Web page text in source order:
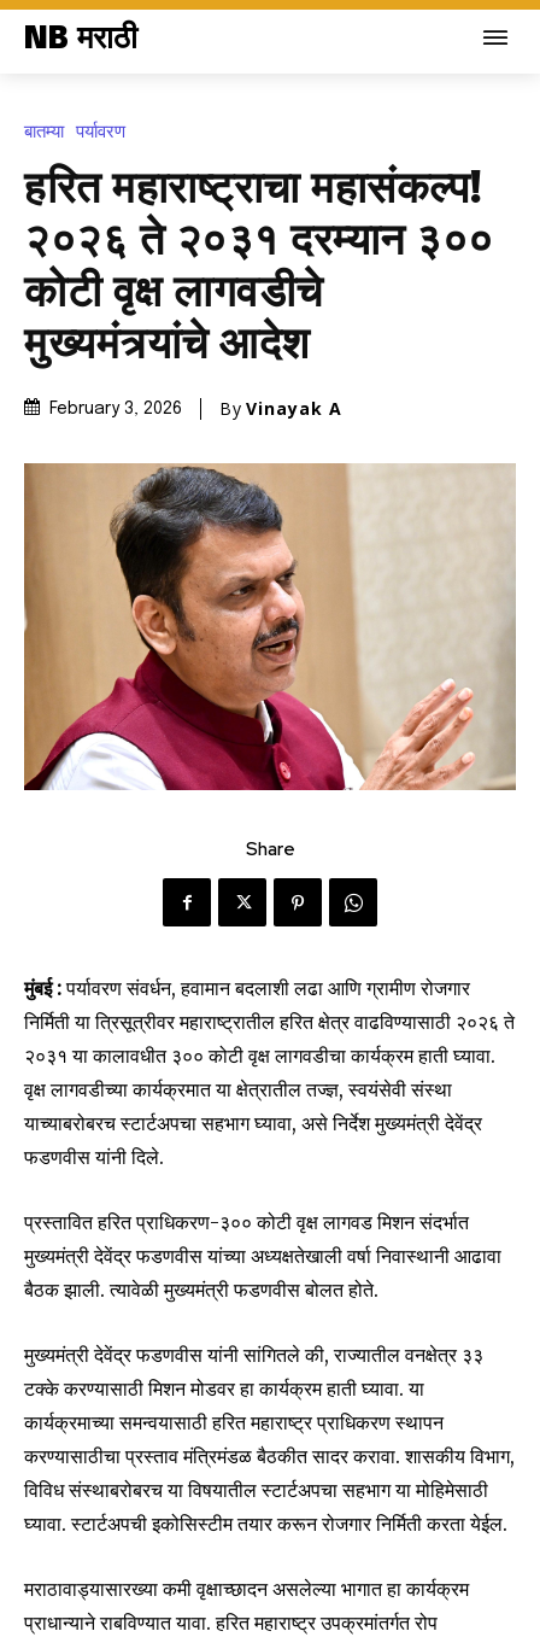
NB मराठी
बातम्या पर्यावरण
हरित महाराष्ट्राचा महासंकल्प!
२०२६ ते २०३१ दरम्यान ३००
कोटी वृक्ष लागवडीचे
मुख्यमंत्र्यांचे आदेश
February 3, 2026 By Vinayak A
Share
मुंबई :पर्यावरण संवर्धन, हवामान बदलाशी लढा आणि ग्रामीण रोजगार
निर्मिती या त्रिसूत्रीवर महाराष्ट्रातील हरित क्षेत्र वाढविण्यासाठी २०२६ ते
२०३१ या कालावधीत ३०० कोटी वृक्ष लागवडीचा कार्यक्रम हाती घ्यावा.
वृक्ष लागवडीच्या कार्यक्रमात या क्षेत्रातील तज्ज्ञ, स्वयंसेवी संस्था
याच्याबरोबरच स्टार्टअपचा सहभाग घ्यावा, असे निर्देश मुख्यमंत्री देवेंद्र
फडणवीस यांनी दिले.
प्रस्तावित हरित प्राधिकरण-३०० कोटी वृक्ष लागवड मिशन संदर्भात
मुख्यमंत्री देवेंद्र फडणवीस यांच्या अध्यक्षतेखाली वर्षा निवास्थानी आढावा
बैठक झाली. त्यावेळी मुख्यमंत्री फडणवीस बोलत होते.
मुख्यमंत्री देवेंद्र फडणवीस यांनी सांगितले की, राज्यातील वनक्षेत्र ३३
टक्के करण्यासाठी मिशन मोडवर हा कार्यक्रम हाती घ्यावा. या
कार्यक्रमाच्या समन्वयासाठी हरित महाराष्ट्र प्राधिकरण स्थापन
करण्यासाठीचा प्रस्ताव मंत्रिमंडळ बैठकीत सादर करावा. शासकीय विभाग,
विविध संस्थाबरोबरच या विषयातील स्टार्टअपचा सहभाग या मोहिमेसाठी
घ्यावा. स्टार्टअपची इकोसिस्टीम तयार करून रोजगार निर्मिती करता येईल.
मराठावाड्यासारख्या कमी वृक्षाच्छादन असलेल्या भागात हा कार्यक्रम
प्राधान्याने राबविण्यात यावा. हरित महाराष्ट्र उपक्रमांतर्गत रोप